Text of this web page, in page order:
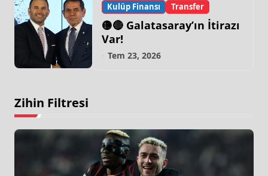
Kulüp Finansı Transfer
🟡🔴 Galatasaray’ın İtirazı
Var!
Tem 23, 2026
Zihin Filtresi